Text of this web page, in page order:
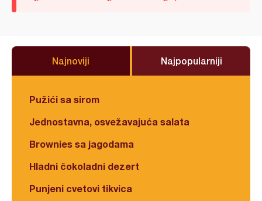
Najnoviji Najpopularniji
Pužići sa sirom
Jednostavna, osvežavajuća salata
Brownies sa jagodama
Hladni čokoladni dezert
Punjeni cvetovi tikvica